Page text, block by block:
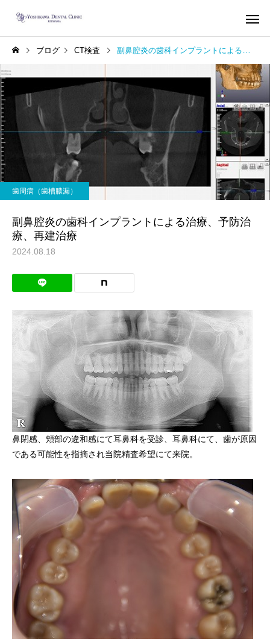
インプラント 歯列矯
根管治療（歯内療
法）
虫歯治療で治す蓄膿症（歯
性上顎洞炎）
審美歯科
部分歯列矯正、レーザ
歯を削らないセラミッ
療による前歯の審美歯
ブログ CT検査 副鼻腔炎の歯科インプラントによる治療、予防治療、再建治療
歯周病（歯槽膿漏）
副鼻腔炎の歯科インプラントによる治療、予防治
療、再建治療
2024.08.18
鼻閉感、頬部の違和感にて耳鼻科を受診、耳鼻科にて、歯が原因
である可能性を指摘され当院精査希望にて来院。